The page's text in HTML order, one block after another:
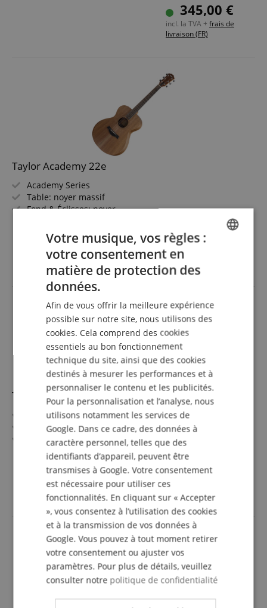
Électronique: SYSTEM65 + SRT Piezo Pickup
Couleur & Finition: Oriental Blue Burst, Gloss
345,00 €
incl. la TVA + frais de
livraison (FR)
Taylor Academy 22e
Academy Series
Table: noyer massif
Fond & Éclisses: noyer
Électronique: Taylor ES-B (avec accordeur)
Couleur & Finish: Natural, Varnish
999,00 €
incl. la TVA +
livraison (FR)
Taylor Academy 12e LH
Série Academy
Table : Épicéa Sitka massif
Fond & éclisses : Sapele
Manche/Touches : Ébène / Érable
Électronique : Taylor ES-B (avec accordeur)
afficher plus
899,00 €
incl. la TVA +
livraison (FR)
FRENCH
SPANISH
Votre musique, vos règles :
votre consentement en
matière de protection des
données.
Afin de vous offrir la meilleure expérience
possible sur notre site, nous utilisons des
cookies. Cela comprend des cookies
essentiels au bon fonctionnement
technique du site, ainsi que des cookies
destinés à mesurer les performances et à
personnaliser le contenu et les publicités.
Pour la personnalisation et l’analyse, nous
utilisons notamment les services de
Google. Dans ce cadre, des données à
caractère personnel, telles que des
identifiants d’appareil, peuvent être
transmises à Google. Votre consentement
est nécessaire pour utiliser ces
fonctionnalités. En cliquant sur « Accepter
», vous consentez à l’utilisation des cookies
et à la transmission de vos données à
Google. Vous pouvez à tout moment retirer
votre consentement ou ajuster vos
paramètres. Pour plus de détails, veuillez
consulter notre politique de confidentialité